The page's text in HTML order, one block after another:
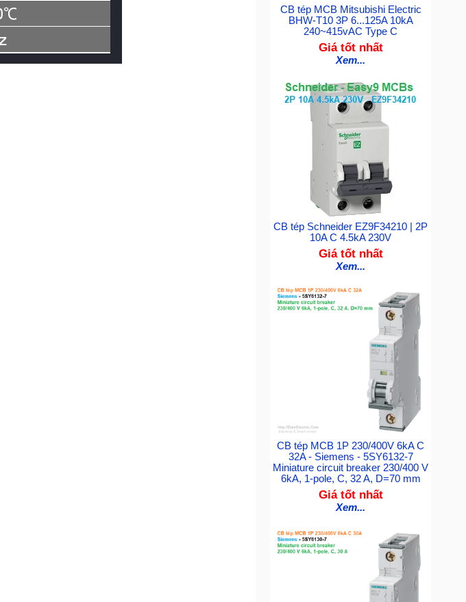
CB tép MCB Mitsubishi Electric
BHW-T10 3P 6...125A 10kA
240~415vAC Type C
Giá tốt nhất
Xem...
CB tép Schneider EZ9F34210 | 2P
10A C 4.5kA 230V
Giá tốt nhất
Xem...
CB tép MCB 1P 230/400V 6kA C
32A - Siemens - 5SY6132-7
Miniature circuit breaker 230/400 V
6kA, 1-pole, C, 32 A, D=70 mm
Giá tốt nhất
Xem...